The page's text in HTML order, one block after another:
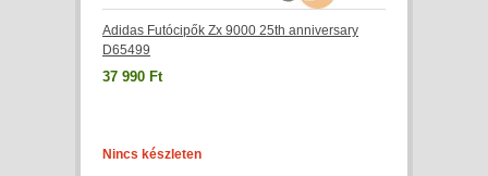
Adidas Futócipők Zx 9000 25th anniversary
D65499
37 990 Ft
Nincs készleten